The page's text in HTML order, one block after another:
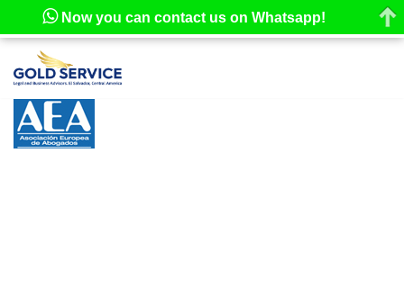
Skip
content
Now you can contact us on Whatsapp!